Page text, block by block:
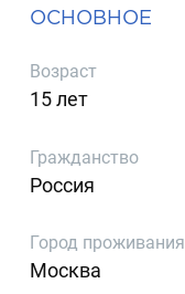
ОСНОВНОЕ
Возраст
15 лет
Гражданство
Россия
Город проживания
Москва